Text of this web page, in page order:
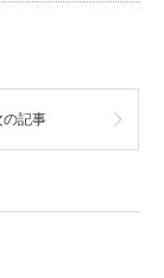
の記事